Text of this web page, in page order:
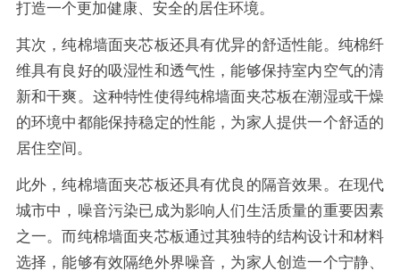
打造一个更加健康、安全的居住环境。
其次，纯棉墙面夹芯板还具有优异的舒适性能。纯棉纤
维具有良好的吸湿性和透气性，能够保持室内空气的清
新和干爽。这种特性使得纯棉墙面夹芯板在潮湿或干燥
的环境中都能保持稳定的性能，为家人提供一个舒适的
居住空间。
此外，纯棉墙面夹芯板还具有优良的隔音效果。在现代
城市中，噪音污染已成为影响人们生活质量的重要因素
之一。而纯棉墙面夹芯板通过其独特的结构设计和材料
选择，能够有效隔绝外界噪音，为家人创造一个宁静、